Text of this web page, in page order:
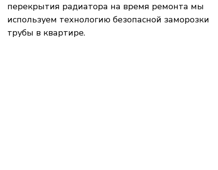
перекрытия радиатора на время ремонта мы
используем технологию безопасной заморозки
трубы в квартире.